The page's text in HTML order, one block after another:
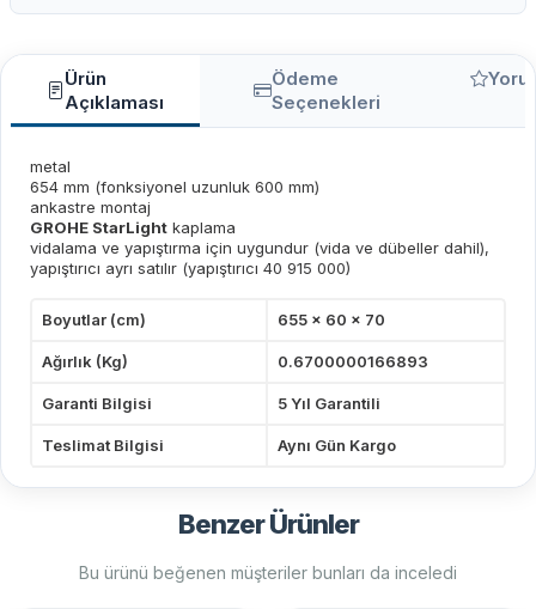
Ürün
Açıklaması
Ödeme
Seçenekleri
metal
654 mm (fonksiyonel uzunluk 600 mm)
ankastre montaj
GROHE StarLight kaplama
vidalama ve yapıştırma için uygundur (vida ve dübeller dahil),
yapıştırıcı ayrı satılır (yapıştırıcı 40 915 000)
Boyutlar (cm) 655 x 60 x 70
Ağırlık (Kg) 0.6700000166893
Garanti Bilgisi 5 Yıl Garantili
Teslimat Bilgisi Aynı Gün Kargo
Benzer Ürünler
Bu ürünü beğenen müşteriler bunları da inceledi